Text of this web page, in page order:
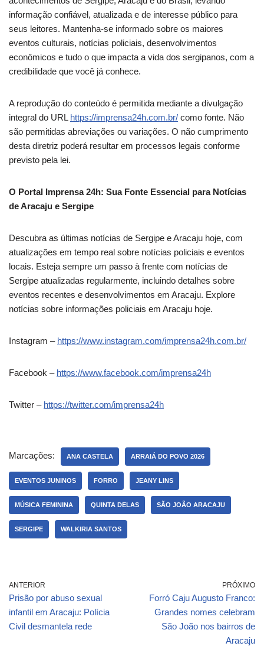
informação confiável, atualizada e de interesse público para
seus leitores. Mantenha-se informado sobre os maiores
eventos culturais, notícias policiais, desenvolvimentos
econômicos e tudo o que impacta a vida dos sergipanos, com a
credibilidade que você já conhece.
A reprodução do conteúdo é permitida mediante a divulgação
integral do URL https://imprensa24h.com.br/ como fonte. Não
são permitidas abreviações ou variações. O não cumprimento
desta diretriz poderá resultar em processos legais conforme
previsto pela lei.
O Portal Imprensa 24h: Sua Fonte Essencial para Notícias
de Aracaju e Sergipe
Descubra as últimas notícias de Sergipe e Aracaju hoje, com
atualizações em tempo real sobre notícias policiais e eventos
locais. Esteja sempre um passo à frente com notícias de
Sergipe atualizadas regularmente, incluindo detalhes sobre
eventos recentes e desenvolvimentos em Aracaju. Explore
notícias sobre informações policiais em Aracaju hoje.
Instagram – https://www.instagram.com/imprensa24h.com.br/
Facebook – https://www.facebook.com/imprensa24h
Twitter – https://twitter.com/imprensa24h
Marcações: ANA CASTELA ARRAIÁ DO POVO 2026
EVENTOS JUNINOS FORRO JEANY LINS
MÚSICA FEMININA QUINTA DELAS SÃO JOÃO ARACAJU
SERGIPE WALKIRIA SANTOS
ANTERIOR
Prisão por abuso sexual
infantil em Aracaju: Polícia
Civil desmantela rede
PRÓXIMO
Forró Caju Augusto Franco:
Grandes nomes celebram
São João nos bairros de
Aracaju